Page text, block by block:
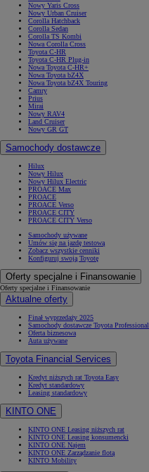
Nowy Yaris Cross
Nowy Urban Cruiser
Corolla Hatchback
Corolla Sedan
Corolla TS Kombi
Nowa Corolla Cross
Toyota C-HR
Toyota C-HR Plug-in
Nowa Toyota C-HR+
Nowa Toyota bZ4X
Nowa Toyota bZ4X Touring
Camry
Prius
Mirai
Nowy RAV4
Land Cruiser
Nowy GR GT
Samochody dostawcze
Hilux
Nowy Hilux
Nowy Hilux Electric
PROACE Max
PROACE
PROACE Verso
PROACE CITY
PROACE CITY Verso
Samochody używane
Umów się na jazdę testową
Zobacz wszystkie cenniki
Konfiguruj swoją Toyotę
Oferty specjalne i Finansowanie
Oferty specjalne i Finansowanie
Aktualne oferty
Finał wyprzedaży 2025
Samochody dostawcze Toyota Professional
Oferta biznesowa
Auta używane
Toyota Financial Services
Kredyt niższych rat Toyota Easy
Kredyt standardowy
Leasing standardowy
KINTO ONE
KINTO ONE Leasing niższych rat
KINTO ONE Leasing konsumencki
KINTO ONE Najem
KINTO ONE Zarządzanie flotą
KINTO Mobility